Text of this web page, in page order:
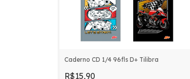
Caderno CD 1/4 96fls D+ Tilibra
R$15,90